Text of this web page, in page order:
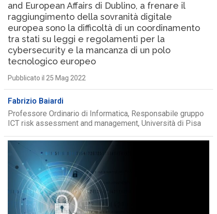
and European Affairs di Dublino, a frenare il
raggiungimento della sovranità digitale
europea sono la difficoltà di un coordinamento
tra stati su leggi e regolamenti per la
cybersecurity e la mancanza di un polo
tecnologico europeo
Pubblicato il 25 Mag 2022
Fabrizio Baiardi
Professore Ordinario di Informatica, Responsabile gruppo
ICT risk assessment and management, Università di Pisa